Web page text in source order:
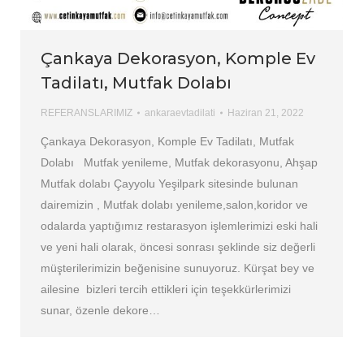
Çankaya Dekorasyon, Komple Ev
Tadilatı, Mutfak Dolabı
REFERANSLARIMIZ ankaraevtadilati Haziran 21, 2022
Çankaya Dekorasyon, Komple Ev Tadilatı, Mutfak
Dolabı Mutfak yenileme, Mutfak dekorasyonu, Ahşap
Mutfak dolabı Çayyolu Yeşilpark sitesinde bulunan
dairemizin , Mutfak dolabı yenileme,salon,koridor ve
odalarda yaptığımız restarasyon işlemlerimizi eski hali
ve yeni hali olarak, öncesi sonrası şeklinde siz değerli
müşterilerimizin beğenisine sunuyoruz. Kürşat bey ve
ailesine bizleri tercih ettikleri için teşekkürlerimizi
sunar, özenle dekore…